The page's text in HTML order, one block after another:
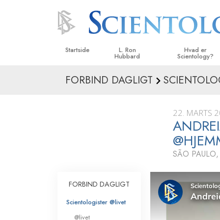
Startside L. Ron
Hubbard
Hvad er
Scientology?
Anskuelser og
Hvad scientologer
om Scientology
Mød en scientolog
De
i Scientology
FORBIND DAGLIGT
22. MARTS
SÃO
FORBIND DAGLIGT
Scientologister @livet
@livet